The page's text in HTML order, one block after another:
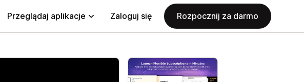
Przeglądaj aplikacje Zaloguj się Rozpocznij za darmo